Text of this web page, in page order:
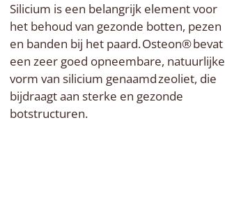
Silicium is een belangrijk element voor
het behoud van gezonde botten, pezen
en banden bij het paard. Osteon® bevat
een zeer goed opneembare, natuurlijke
vorm van silicium genaamd zeoliet, die
bijdraagt aan sterke en gezonde
botstructuren.